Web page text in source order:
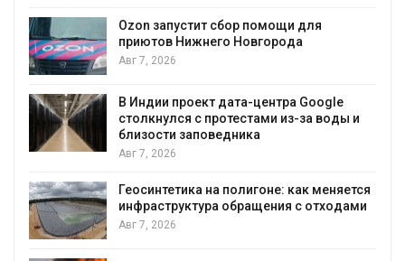
Ozon запустит сбор помощи для
приютов Нижнего Новгорода
Авг 7, 2026
В Индии проект дата-центра Google
столкнулся с протестами из-за воды и
близости заповедника
Авг 7, 2026
Геосинтетика на полигоне: как меняется
инфраструктура обращения с отходами
Авг 7, 2026